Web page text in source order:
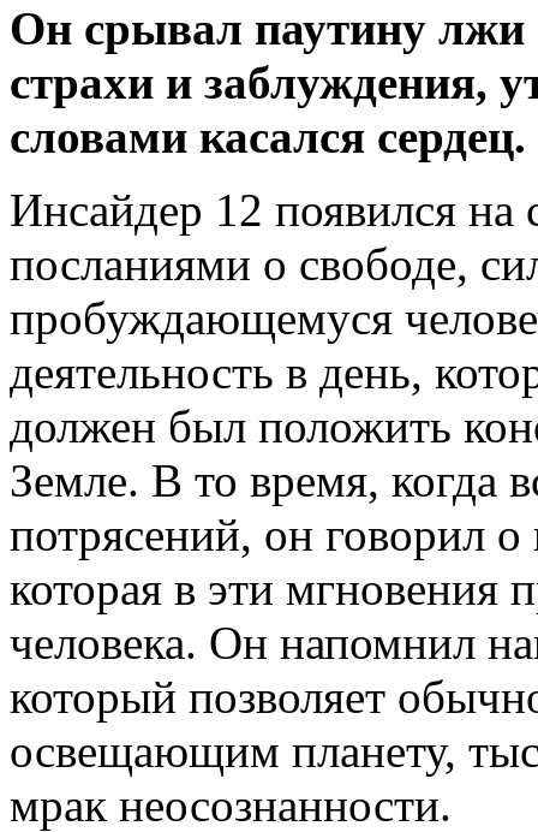
Он срывал паутину лжи
страхи и заблуждения,
словами касался сердец.
Инсайдер 12 появился на
посланиями о свободе,
пробуждающемуся
деятельность в день,
должен был положить
Земле. В то время, когда
потрясений, он говорил
которая в эти мгновения
человека. Он напомнил
который позволяет
освещающим планету,
мрак неосознанности.